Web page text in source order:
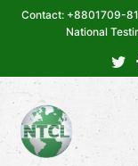
Contact: +8801709-
National